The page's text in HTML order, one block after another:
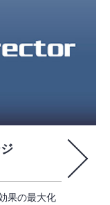
果の最大化